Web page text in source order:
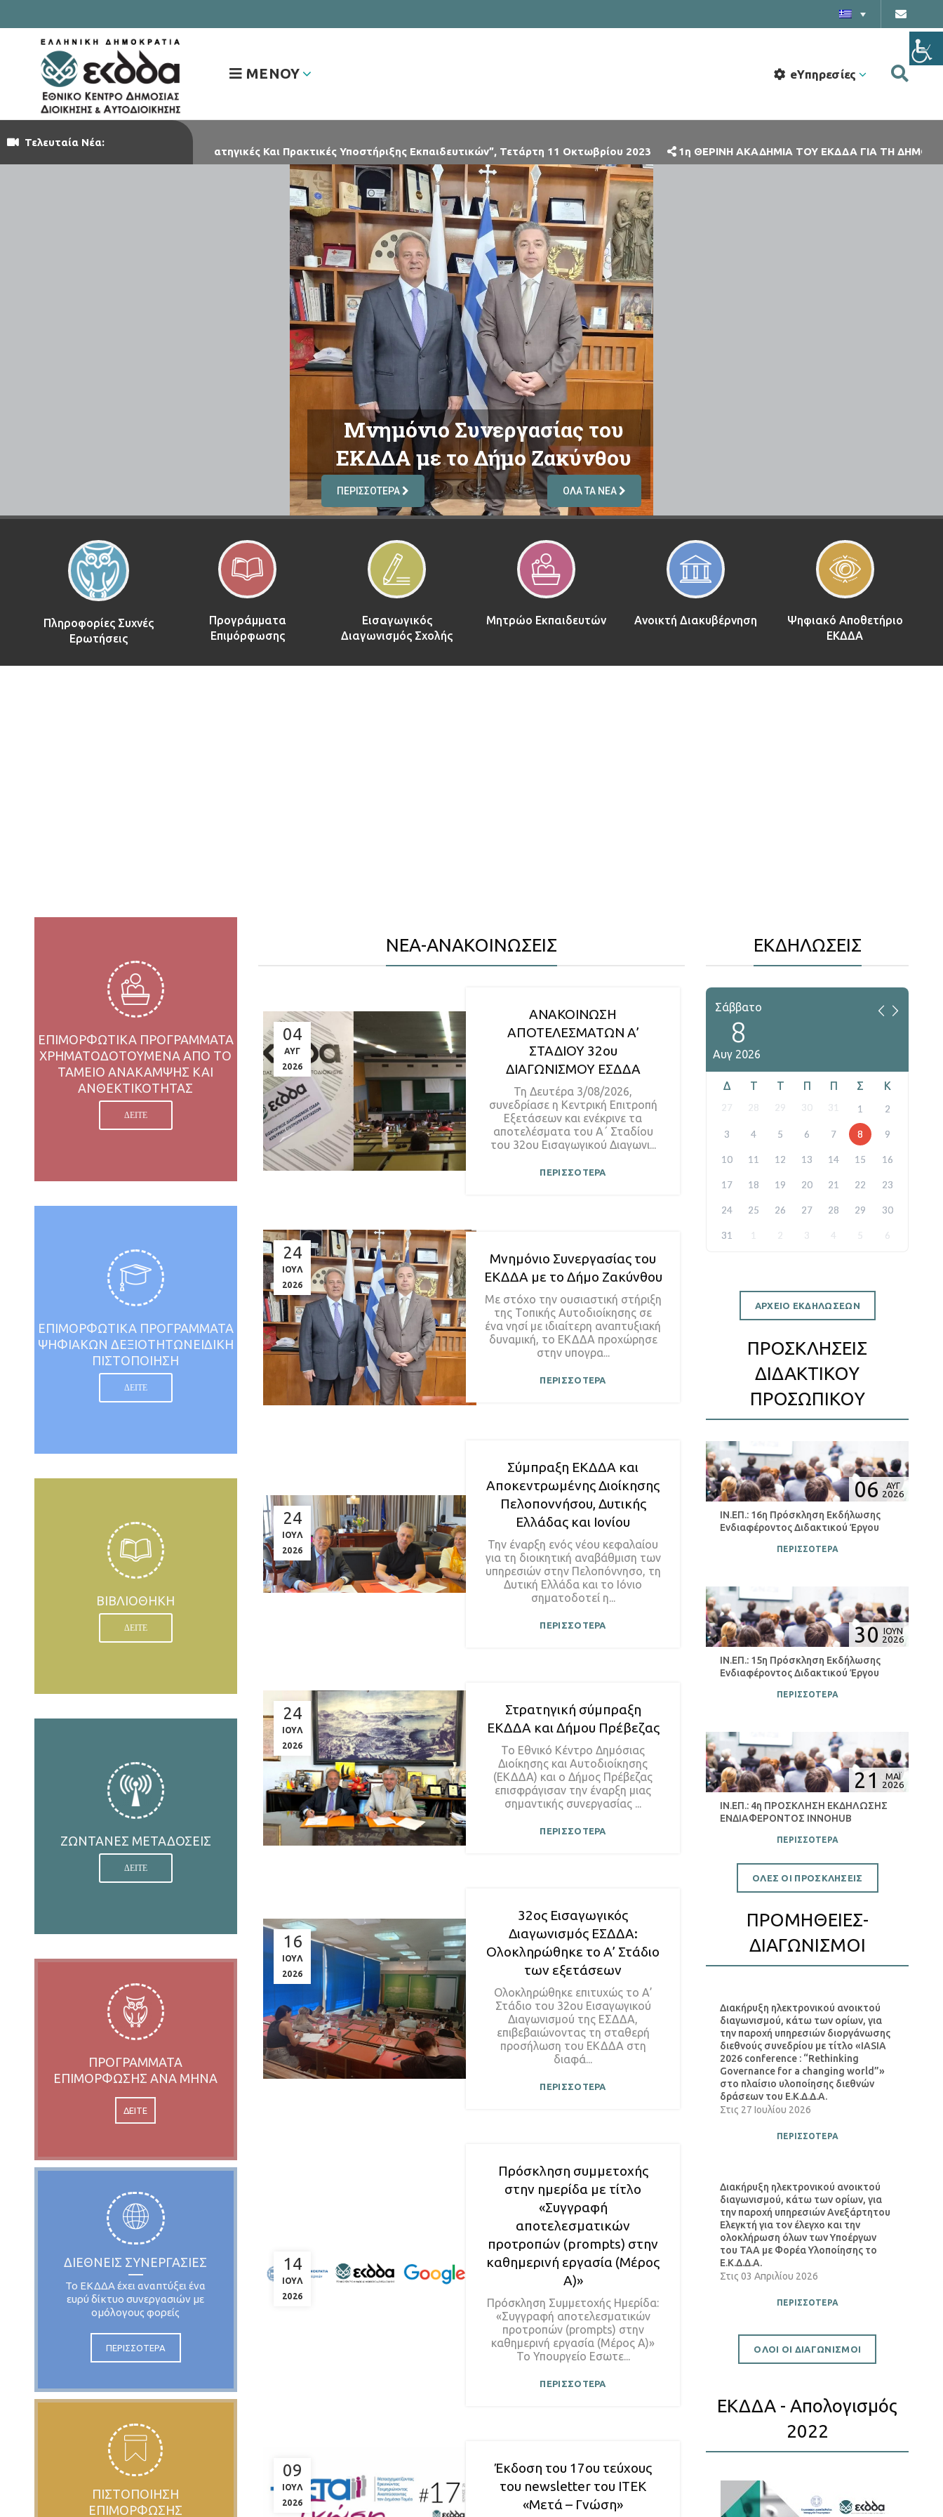
ΜΕΝΟΥ eΥπηρεσίες
Τελευταία Νέα:
Στρατηγικές Και Πρακτικές Υποστήριξης Εκπαιδευτικών”, Τετάρτη 11 Οκτωβρίου 2023 1η ΘΕΡΙΝΗ ΑΚΑΔΗΜΙΑ ΤΟΥ ΕΚΔΔΑ ΓΙΑ ΤΗ ΔΗΜΟΣΙΑ ΔΙΟΙΚΗΣΗ ΤΟΥ
Πληροφορίες Συχνές
Ερωτήσεις
Προγράμματα
Επιμόρφωσης
Εισαγωγικός
Διαγωνισμός Σχολής
Μητρώο Εκπαιδευτών Ανοικτή Διακυβέρνηση
Ψηφιακό Αποθετήριο
ΕΚΔΔΑ
ΕΠΙΜΟΡΦΩΤΙΚΑ ΠΡΟΓΡΑΜΜΑΤΑ
ΧΡΗΜΑΤΟΔΟΤΟΥΜΕΝΑ ΑΠΟ ΤΟ
ΤΑΜΕΙΟ ΑΝΑΚΑΜΨΗΣ ΚΑΙ
ΑΝΘΕΚΤΙΚΟΤΗΤΑΣ
ΔΕΙΤΕ
ΕΠΙΜΟΡΦΩΤΙΚΑ ΠΡΟΓΡΑΜΜΑΤΑ
ΨΗΦΙΑΚΩΝ ΔΕΞΙΟΤΗΤΩΝΕΙΔΙΚΗ
ΠΙΣΤΟΠΟΙΗΣΗ
ΔΕΙΤΕ
ΒΙΒΛΙΟΘΗΚΗ
ΔΕΙΤΕ
ΖΩΝΤΑΝΕΣ ΜΕΤΑΔΟΣΕΙΣ
ΔΕΙΤΕ
ΠΡΟΓΡΑΜΜΑΤΑ
ΕΠΙΜΟΡΦΩΣΗΣ ΑΝΑ ΜΗΝΑ
ΔΕΙΤΕ
ΔΙΕΘΝΕΙΣ ΣΥΝΕΡΓΑΣΙΕΣ
Το ΕΚΔΔΑ έχει αναπτύξει ένα
ευρύ δίκτυο συνεργασιών με
ομόλογους φορείς
ΠΕΡΙΣΣΟΤΕΡΑ
ΠΙΣΤΟΠΟΙΗΣΗ
ΕΠΙΜΟΡΦΩΣΗΣ
ΝΕΑ-ΑΝΑΚΟΙΝΩΣΕΙΣ
04
ΑΥΓ
2026
ΑΝΑΚΟΙΝΩΣΗ
ΑΠΟΤΕΛΕΣΜΑΤΩΝ Α’
ΣΤΑΔΙΟΥ 32ου
ΔΙΑΓΩΝΙΣΜΟΥ ΕΣΔΔΑ
Τη Δευτέρα 3/08/2026,
συνεδρίασε η Κεντρική Επιτροπή
Εξετάσεων και ενέκρινε τα
αποτελέσματα του Α΄ Σταδίου
του 32ου Εισαγωγικού Διαγωνι...
ΠΕΡΙΣΣΟΤΕΡΑ
24
ΙΟΥΛ
2026
Μνημόνιο Συνεργασίας του
ΕΚΔΔΑ με το Δήμο Ζακύνθου
Με στόχο την ουσιαστική στήριξη
της Τοπικής Αυτοδιοίκησης σε
ένα νησί με ιδιαίτερη αναπτυξιακή
δυναμική, το ΕΚΔΔΑ προχώρησε
στην υπογρα...
ΠΕΡΙΣΣΟΤΕΡΑ
24
ΙΟΥΛ
2026
Σύμπραξη ΕΚΔΔΑ και
Αποκεντρωμένης Διοίκησης
Πελοποννήσου, Δυτικής
Ελλάδας και Ιονίου
Την έναρξη ενός νέου κεφαλαίου
για τη διοικητική αναβάθμιση των
υπηρεσιών στην Πελοπόννησο, τη
Δυτική Ελλάδα και το Ιόνιο
σηματοδοτεί η...
ΠΕΡΙΣΣΟΤΕΡΑ
24
ΙΟΥΛ
2026
Στρατηγική σύμπραξη
ΕΚΔΔΑ και Δήμου Πρέβεζας
Το Εθνικό Κέντρο Δημόσιας
Διοίκησης και Αυτοδιοίκησης
(ΕΚΔΔΑ) και ο Δήμος Πρέβεζας
επισφράγισαν την έναρξη μιας
σημαντικής συνεργασίας ...
ΠΕΡΙΣΣΟΤΕΡΑ
16
ΙΟΥΛ
2026
32ος Εισαγωγικός
Διαγωνισμός ΕΣΔΔΑ:
Ολοκληρώθηκε το Α’ Στάδιο
των εξετάσεων
Ολοκληρώθηκε επιτυχώς το Α’
Στάδιο του 32ου Εισαγωγικού
Διαγωνισμού της ΕΣΔΔΑ,
επιβεβαιώνοντας τη σταθερή
προσήλωση του ΕΚΔΔΑ στη
διαφά...
ΠΕΡΙΣΣΟΤΕΡΑ
14
ΙΟΥΛ
2026
Πρόσκληση συμμετοχής
στην ημερίδα με τίτλο
«Συγγραφή
αποτελεσματικών
προτροπών (prompts) στην
καθημερινή εργασία (Μέρος
Α)»
Πρόσκληση Συμμετοχής Ημερίδα:
«Συγγραφή αποτελεσματικών
προτροπών (prompts) στην
καθημερινή εργασία (Μέρος Α)»
Το Υπουργείο Εσωτε...
ΠΕΡΙΣΣΟΤΕΡΑ
09
ΙΟΥΛ
2026
Έκδοση του 17ου τεύχους
του newsletter του ΙΤΕΚ
«Μετά – Γνώση»
ΕΚΔΗΛΩΣΕΙΣ
Σάββατο
8
Αυγ 2026
Δ T Τ Π Π Σ Κ
27 28 29 30 31 1 2
3 4 5 6 7 8 9
10 11 12 13 14 15 16
17 18 19 20 21 22 23
24 25 26 27 28 29 30
31 1 2 3 4 5 6
ΑΡΧΕΙΟ ΕΚΔΗΛΩΣΕΩΝ
ΠΡΟΣΚΛΗΣΕΙΣ
ΔΙΔΑΚΤΙΚΟΥ
ΠΡΟΣΩΠΙΚΟΥ
06 ΑΥΓ
2026
ΙΝ.ΕΠ.: 16η Πρόσκληση Εκδήλωσης
Ενδιαφέροντος Διδακτικού Έργου
ΠΕΡΙΣΣΟΤΕΡΑ
30 ΙΟΥΝ
2026
ΙΝ.ΕΠ.: 15η Πρόσκληση Εκδήλωσης
Ενδιαφέροντος Διδακτικού Έργου
ΠΕΡΙΣΣΟΤΕΡΑ
21 ΜΑΪ
2026
ΙΝ.ΕΠ.: 4η ΠΡΟΣΚΛΗΣΗ ΕΚΔΗΛΩΣΗΣ
ΕΝΔΙΑΦΕΡΟΝΤΟΣ INNOHUB
ΠΕΡΙΣΣΟΤΕΡΑ
ΟΛΕΣ ΟΙ ΠΡΟΣΚΛΗΣΕΙΣ
ΠΡΟΜΗΘΕΙΕΣ-
ΔΙΑΓΩΝΙΣΜΟΙ
Διακήρυξη ηλεκτρονικού ανοικτού
διαγωνισμού, κάτω των ορίων, για
την παροχή υπηρεσιών διοργάνωσης
διεθνούς συνεδρίου με τίτλο «IASIA
2026 conference : “Rethinking
Governance for a changing world”»
στο πλαίσιο υλοποίησης διεθνών
δράσεων του Ε.Κ.Δ.Δ.Α.
Στις 27 Ιουλίου 2026
ΠΕΡΙΣΣΟΤΕΡΑ
Διακήρυξη ηλεκτρονικού ανοικτού
διαγωνισμού, κάτω των ορίων, για
την παροχή υπηρεσιών Ανεξάρτητου
Ελεγκτή για τον έλεγχο και την
ολοκλήρωση όλων των Υποέργων
του ΤΑΑ με Φορέα Υλοποίησης το
Ε.Κ.Δ.Δ.Α.
Στις03 Απριλίου 2026
ΠΕΡΙΣΣΟΤΕΡΑ
ΟΛΟΙ ΟΙ ΔΙΑΓΩΝΙΣΜΟΙ
ΕΚΔΔΑ - Απολογισμός
2022